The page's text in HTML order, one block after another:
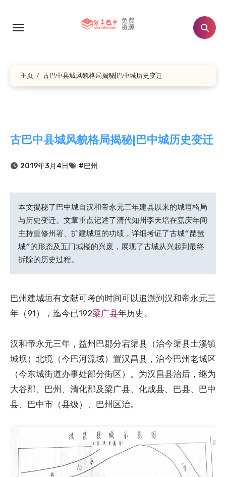
主页 古巴中县城风貌格局揭秘|巴中城历史变迁
古巴中县城风貌格局揭秘|巴中城历史变迁
2019年3月4日 #巴州
本文揭秘了巴中城自汉和帝永元三年建县以来的城垣格局
与历史变迁。文章重点记述了清代知州李天培在嘉庆年间
主持重修州署、扩建城垣的功绩，详细考证了古城“琵琶
城”的形态及五门城楼的兴废，展现了古城从兴起到最终
拆除的历史过程。
巴州建城垣有文献可考的时间可以追溯到汉和帝永元三
年（91），迄今已192梁广县年历史。
汉和帝永元三年，益州巴郡分宕渠县（治今渠县土溪镇
城坝）北境（今巴河流域）置汉昌县，治今巴州老城区
（今东城街道办事处部分街区）。为汉昌县治后，继为
大谷郡、巴州、清化郡及梁广县、化成县、巴县、巴中
县、巴中市（县级）、巴州区治。